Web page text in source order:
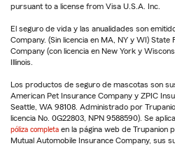
pursuant to a license from Visa U.S.A. Inc.
El seguro de vida y las anualidades son
Company. (Sin licencia en MA, NY y WI)
Company (con licencia en New York y
Illinois.
Los productos de seguro de mascotas son
American Pet Insurance Company y ZPIC
Seattle, WA 98108. Administrado por
licencia No. 0G22803, NPN 9588590). Se
póliza completa en la página web de Trupanion
Mutual Automobile Insurance Company, sus